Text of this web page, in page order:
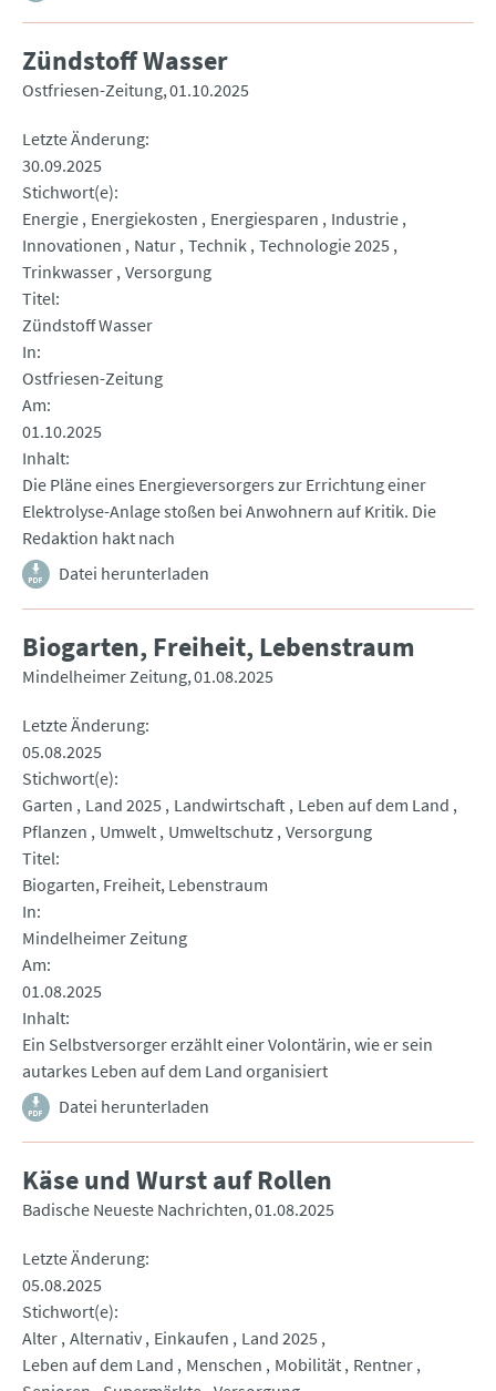
Zündstoff Wasser
Ostfriesen-Zeitung 01.10.2025
Letzte Änderung
30.09.2025
Stichwort(e)
Energie Energiekosten Energiesparen
Industrie
Innovationen
Natur Technik Technologie 2025
Trinkwasser Versorgung
Titel
Zündstoff Wasser
In
Ostfriesen-Zeitung
Am
01.10.2025
Inhalt
Die Pläne eines Energieversorgers zur Errichtung einer
Elektrolyse-Anlage stoßen bei Anwohnern auf Kritik. Die
Redaktion hakt nach
Datei herunterladen
Biogarten, Freiheit, Lebenstraum
Mindelheimer Zeitung 01.08.2025
Letzte Änderung
05.08.2025
Stichwort(e)
Garten
Land 2025 Landwirtschaft Leben auf dem Land
Pflanzen
Umwelt Umweltschutz Versorgung
Titel
Biogarten, Freiheit, Lebenstraum
In
Mindelheimer Zeitung
Am
01.08.2025
Inhalt
Ein Selbstversorger erzählt einer Volontärin, wie er sein
autarkes Leben auf dem Land organisiert
Datei herunterladen
Käse und Wurst auf Rollen
Badische Neueste Nachrichten 01.08.2025
Letzte Änderung
05.08.2025
Stichwort(e)
Alter Alternativ Einkaufen
Land 2025
Leben auf dem Land
Menschen Mobilität Rentner